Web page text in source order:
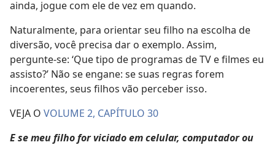
ainda, jogue com ele de vez em quando.
Naturalmente, para orientar seu filho na escolha de
diversão, você precisa dar o exemplo. Assim,
pergunte-se: ‘Que tipo de programas de TV e filmes eu
assisto?’ Não se engane: se suas regras forem
incoerentes, seus filhos vão perceber isso.
VEJA O VOLUME 2, CAPÍTULO 30
E se meu filho for viciado em celular, computador ou